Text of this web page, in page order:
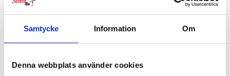
Samtycke Information Om
Denna webbplats använder cookies